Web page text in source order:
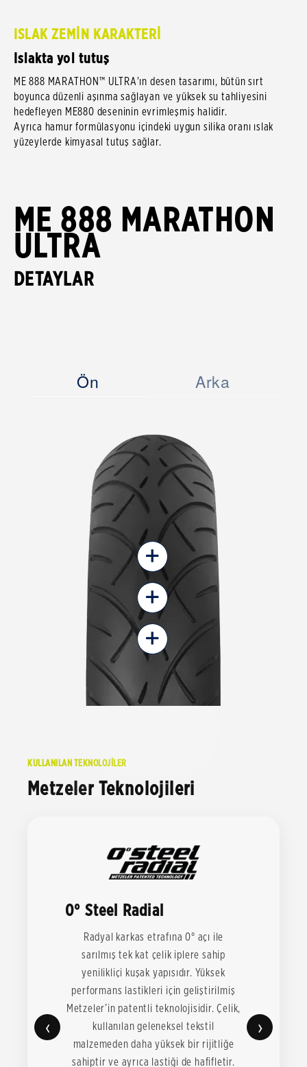
ISLAK ZEMİN KARAKTERİ
Islakta yol tutuş
ME 888 MARATHON™ ULTRA'ın desen tasarımı, bütün sırt
boyunca düzenli aşınma sağlayan ve yüksek su tahliyesini
hedefleyen ME880 deseninin evrimleşmiş halidir.
Ayrıca hamur formülasyonu içindeki uygun silika oranı ıslak
yüzeylerde kimyasal tutuş sağlar.
ME 888 MARATHON
ULTRA
DETAYLAR
Ön Arka
+
+
+
KULLANILAN TEKNOLOJİLER
Metzeler Teknolojileri
‹
0° Steel Radial
Radyal karkas etrafına 0° açı ile
sarılmış tek kat çelik iplere sahip
yenilikliçi kuşak yapısıdır. Yüksek
performans lastikleri için geliştirilmiş
Metzeler’in patentli teknolojisidir. Çelik,
kullanılan geleneksel tekstil
malzemeden daha yüksek bir rijitliğe
sahiptir ve ayrıca lastiği de hafifletir.
›